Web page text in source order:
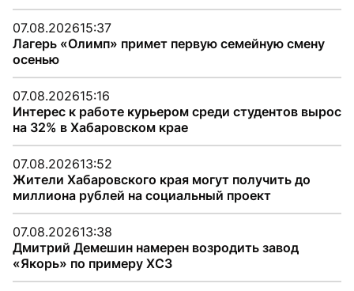
07.08.202615:37
Лагерь «Олимп» примет первую семейную смену
осенью
07.08.202615:16
Интерес к работе курьером среди студентов вырос
на 32% в Хабаровском крае
07.08.202613:52
Жители Хабаровского края могут получить до
миллиона рублей на социальный проект
07.08.202613:38
Дмитрий Демешин намерен возродить завод
«Якорь» по примеру ХСЗ